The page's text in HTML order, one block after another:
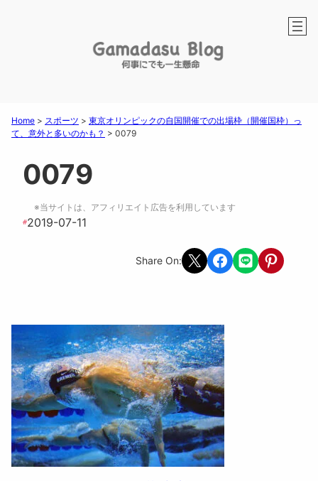
Home > スポーツ > 東京オリンピックの自国開催での出場枠（開催国枠）っ
て、意外と多いのかも？ > 0079
0079
※当サイトは、アフィリエイト広告を利用しています
#2019-07-11
Share On: Share on X Share on Facebook
Share on LINEShare on